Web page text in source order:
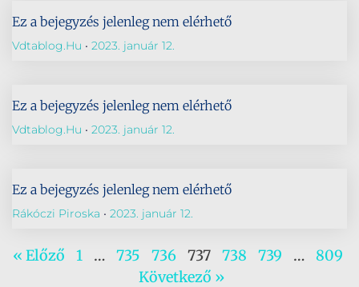
Ez a bejegyzés jelenleg nem elérhető
Vdtablog.hu 2023. január 12.
Ez a bejegyzés jelenleg nem elérhető
Vdtablog.hu 2023. január 12.
Ez a bejegyzés jelenleg nem elérhető
Rákóczi Piroska 2023. január 12.
« Előző 1 … 735 736 737 738 739 …
809
Következő »